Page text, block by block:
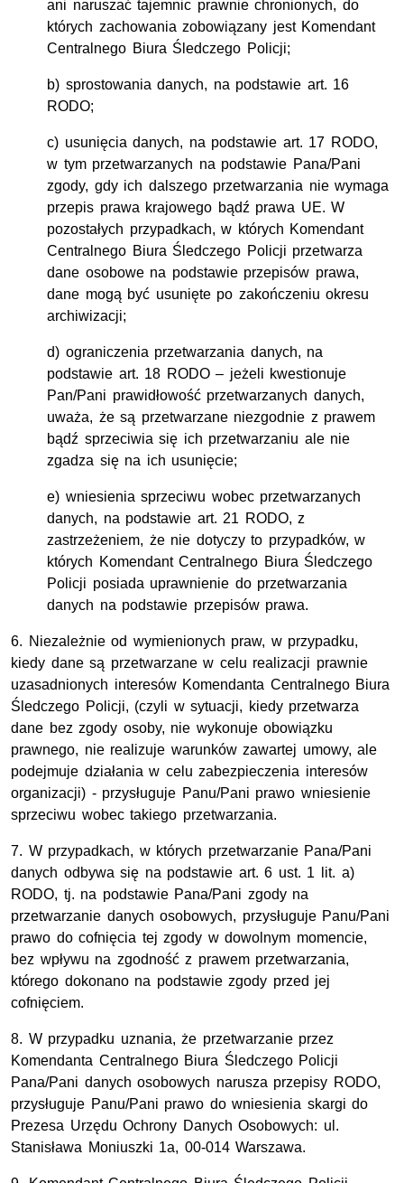
ani naruszać tajemnic prawnie chronionych, do
których zachowania zobowiązany jest Komendant
Centralnego Biura Śledczego Policji;
b) sprostowania danych, na podstawie art. 16
RODO;
c) usunięcia danych, na podstawie art. 17 RODO,
w tym przetwarzanych na podstawie Pana/Pani
zgody, gdy ich dalszego przetwarzania nie wymaga
przepis prawa krajowego bądź prawa UE. W
pozostałych przypadkach, w których Komendant
Centralnego Biura Śledczego Policji przetwarza
dane osobowe na podstawie przepisów prawa,
dane mogą być usunięte po zakończeniu okresu
archiwizacji;
d) ograniczenia przetwarzania danych, na
podstawie art. 18 RODO – jeżeli kwestionuje
Pan/Pani prawidłowość przetwarzanych danych,
uważa, że są przetwarzane niezgodnie z prawem
bądź sprzeciwia się ich przetwarzaniu ale nie
zgadza się na ich usunięcie;
e) wniesienia sprzeciwu wobec przetwarzanych
danych, na podstawie art. 21 RODO, z
zastrzeżeniem, że nie dotyczy to przypadków, w
których Komendant Centralnego Biura Śledczego
Policji posiada uprawnienie do przetwarzania
danych na podstawie przepisów prawa.
6. Niezależnie od wymienionych praw, w przypadku,
kiedy dane są przetwarzane w celu realizacji prawnie
uzasadnionych interesów Komendanta Centralnego Biura
Śledczego Policji, (czyli w sytuacji, kiedy przetwarza
dane bez zgody osoby, nie wykonuje obowiązku
prawnego, nie realizuje warunków zawartej umowy, ale
podejmuje działania w celu zabezpieczenia interesów
organizacji) - przysługuje Panu/Pani prawo wniesienie
sprzeciwu wobec takiego przetwarzania.
7. W przypadkach, w których przetwarzanie Pana/Pani
danych odbywa się na podstawie art. 6 ust. 1 lit. a)
RODO, tj. na podstawie Pana/Pani zgody na
przetwarzanie danych osobowych, przysługuje Panu/Pani
prawo do cofnięcia tej zgody w dowolnym momencie,
bez wpływu na zgodność z prawem przetwarzania,
którego dokonano na podstawie zgody przed jej
cofnięciem.
8. W przypadku uznania, że przetwarzanie przez
Komendanta Centralnego Biura Śledczego Policji
Pana/Pani danych osobowych narusza przepisy RODO,
przysługuje Panu/Pani prawo do wniesienia skargi do
Prezesa Urzędu Ochrony Danych Osobowych: ul.
Stanisława Moniuszki 1a, 00-014 Warszawa.